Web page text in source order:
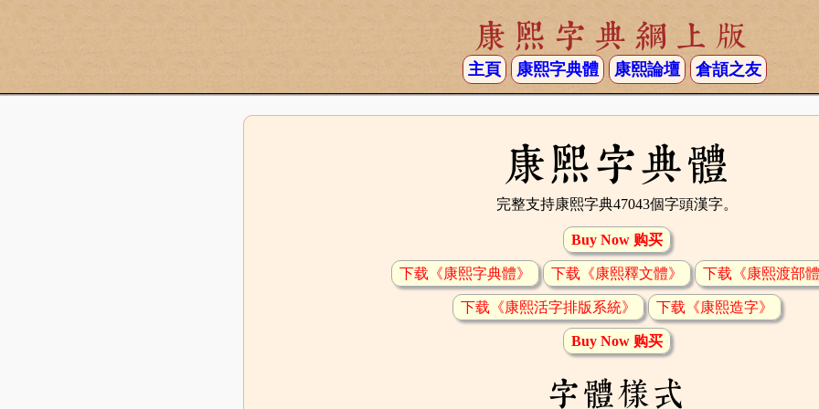
康熙字典網上版
主頁 康熙字典體 康熙論壇 倉頡之友
康熙字典體
完整支持康熙字典47043個字頭漢字。
Buy Now 购买
下载《康熙字典體》 下载《康熙釋文體》 下载《康熙渡部
下载《康熙活字排版系統》 下载《康熙造字》
Buy Now 购买
字體樣式